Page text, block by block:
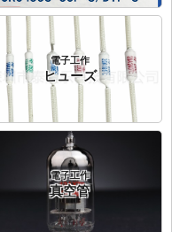
電子工作
ヒューズ
電子工作
真空管